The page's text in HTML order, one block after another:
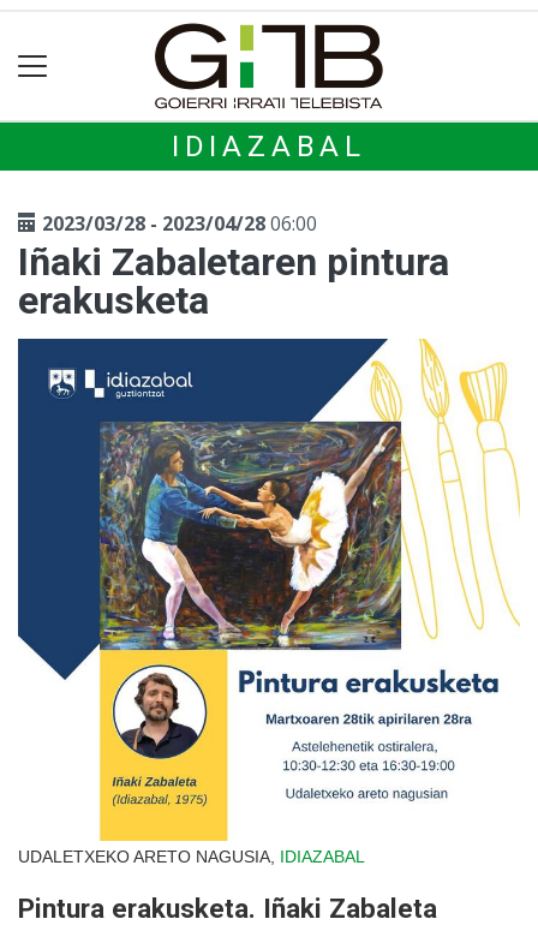
IDIAZABAL
2023/03/28 - 2023/04/2806:00
Iñaki Zabaletaren pintura
erakusketa
UDALETXEKO ARETO NAGUSIA, IDIAZABAL
Pintura erakusketa. Iñaki Zabaleta